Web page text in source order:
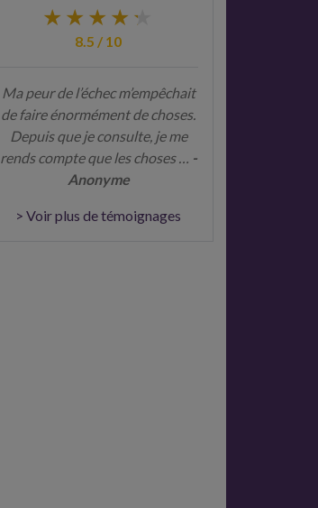
8.5 / 10
Ma peur de l’échec m’empêchait
de faire énormément de choses.
Depuis que je consulte, je me
rends compte que les choses … -
Anonyme
> Voir plus de témoignages